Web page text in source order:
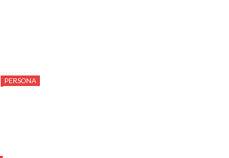
PERSONA